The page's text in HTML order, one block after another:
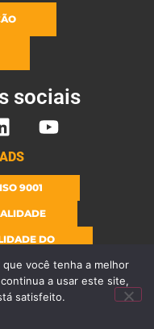
sociais
9001
DO
reservados.
você tenha a melhor
a usar este site,
satisfeito.